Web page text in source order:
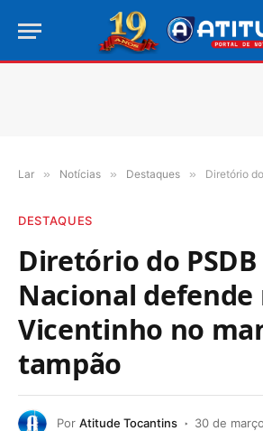
Lar » Notícias » Destaques » Diretório do PSDB de Porto
DESTAQUES
Diretório do
Nacional defende
Vicentinho no
tampão
Por Atitude Tocantins
30 de